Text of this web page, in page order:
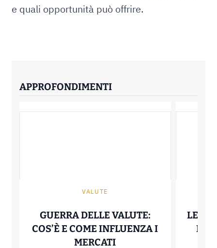
e quali opportunità può offrire.
APPROFONDIMENTI
VALUTE
GUERRA DELLE VALUTE:
COS’È E COME INFLUENZA I
MERCATIGUERRA DELLE